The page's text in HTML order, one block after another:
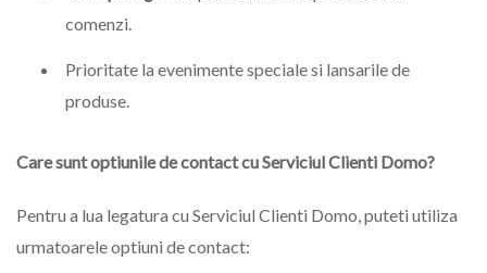
comenzi.
Prioritate la evenimente speciale si lansarile de
produse.
Care sunt optiunile de contact cu Serviciul Clienti Domo?
Pentru a lua legatura cu Serviciul Clienti Domo, puteti utiliza
urmatoarele optiuni de contact: